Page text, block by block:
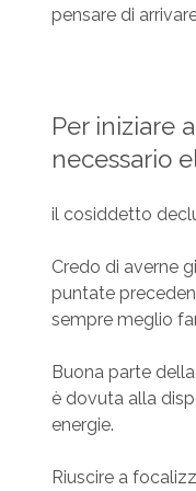
pensare di
Per iniziare
necessario
il cosiddetto
Credo di averne
puntate
sempre meglio
Buona parte
è dovuta alla
energie.
Riuscire a